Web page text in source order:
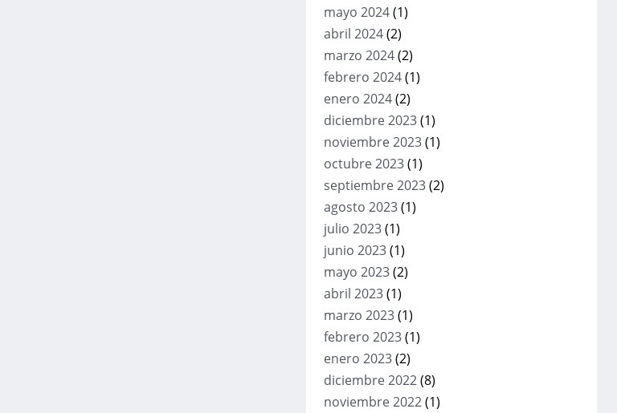
mayo 2024(1)
abril 2024(2)
marzo 2024(2)
febrero 2024(1)
enero 2024(2)
diciembre 2023(1)
noviembre 2023(1)
octubre 2023(1)
septiembre 2023(2)
agosto 2023(1)
julio 2023(1)
junio 2023(1)
mayo 2023(2)
abril 2023(1)
marzo 2023(1)
febrero 2023(1)
enero 2023(2)
diciembre 2022(8)
noviembre 2022(1)